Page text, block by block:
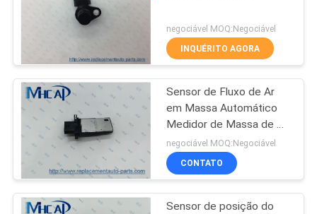
CONTATO
CONOSCO
PEÇA
UMAS
CITAÇÕES
Mola automotivo do
pulso de disparo
Bobina de auto
ignição
117
negociável MOQ:Negociável
INQUÉRITO AGORA
Sensor de Fluxo de Ar
em Massa Automático
Medidor de Massa de Ar
OEM 22680-7S000
22680-AW400 Para
Nissan
negociável MOQ:Negociável
CONTATO
Sensor de posição do